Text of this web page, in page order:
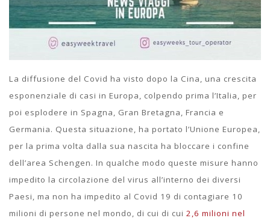
La diffusione del Covid ha visto dopo la Cina, una crescita
esponenziale di casi in Europa, colpendo prima l’Italia, per
poi esplodere in Spagna, Gran Bretagna, Francia e
Germania. Questa situazione, ha portato l’Unione Europea,
per la prima volta dalla sua nascita ha bloccare i confine
dell’area Schengen. In qualche modo queste misure hanno
impedito la circolazione del virus all’interno dei diversi
Paesi, ma non ha impedito al Covid 19 di contagiare 10
milioni di persone nel mondo, di cui di cui 2,6 milioni nel